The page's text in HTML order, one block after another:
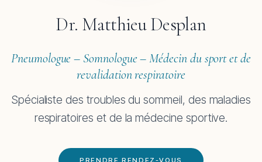
Dr. Matthieu Desplan
Pneumologue – Somnologue – Médecin du sport et de
revalidation respiratoire
Spécialiste des troubles du sommeil, des maladies
respiratoires et de la médecine sportive.
PRENDRE RENDEZ-VOUS